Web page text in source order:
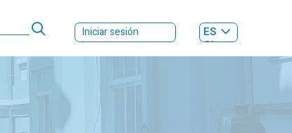
Iniciar sesión
ES
GL